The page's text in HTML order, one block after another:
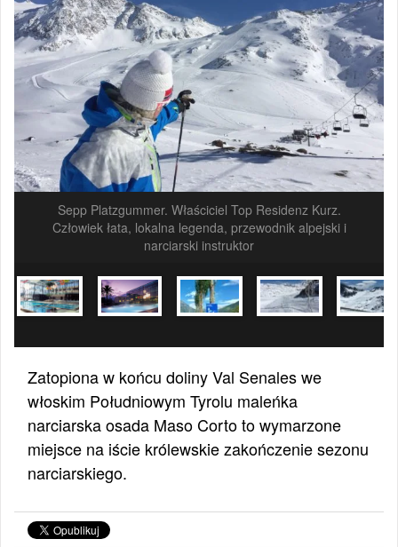
Sepp Platzgummer. Właściciel Top Residenz Kurz.
Człowiek łata, lokalna legenda, przewodnik alpejski i
narciarski instruktor
Zatopiona w końcu doliny Val Senales we
włoskim Południowym Tyrolu maleńka
narciarska osada Maso Corto to wymarzone
miejsce na iście królewskie zakończenie sezonu
narciarskiego.